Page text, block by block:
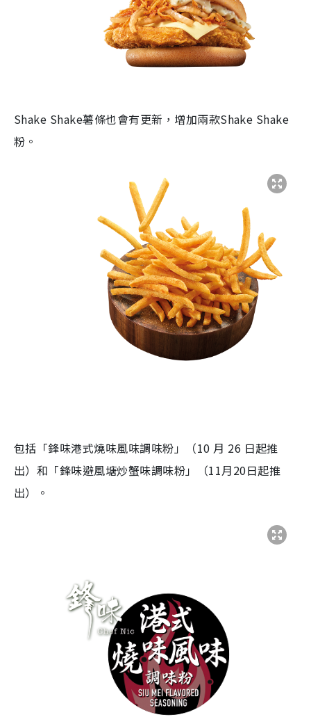
Shake Shake薯條也會有更新，增加兩款Shake Shake
粉。
包括「鋒味港式燒味風味調味粉」（10 月 26 日起推
出）和「鋒味避風塘炒蟹味調味粉」（11月20日起推
出）。